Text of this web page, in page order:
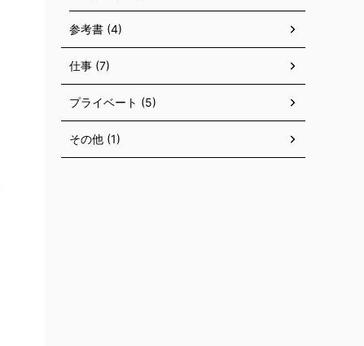
参考書 (4)
仕事 (7)
プライベート (5)
その他 (1)